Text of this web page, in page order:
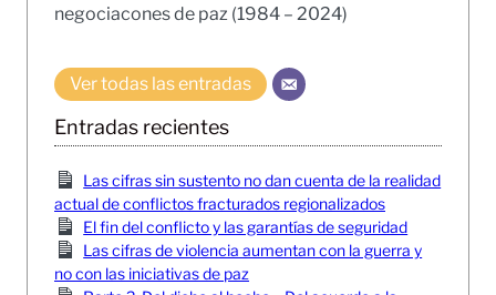
negociacones de paz (1984 – 2024)
Ver todas las entradas
Entradas recientes
Las cifras sin sustento no dan cuenta de la realidad
actual de conflictos fracturados regionalizados
El fin del conflicto y las garantías de seguridad
Las cifras de violencia aumentan con la guerra y
no con las iniciativas de paz